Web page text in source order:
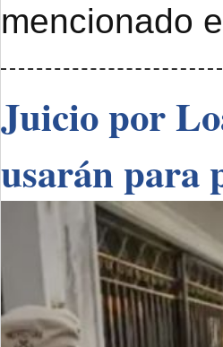
mencionado
Juicio por
usarán para